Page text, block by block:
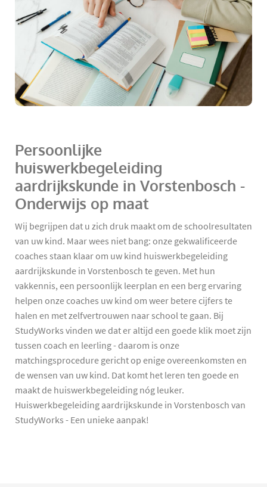
Persoonlijke
huiswerkbegeleiding
aardrijkskunde in Vorstenbosch -
Onderwijs op maat
Wij begrijpen dat u zich druk maakt om de schoolresultaten
van uw kind. Maar wees niet bang: onze gekwalificeerde
coaches staan klaar om uw kind huiswerkbegeleiding
aardrijkskunde in Vorstenbosch te geven. Met hun
vakkennis, een persoonlijk leerplan en een berg ervaring
helpen onze coaches uw kind om weer betere cijfers te
halen en met zelfvertrouwen naar school te gaan. Bij
StudyWorks vinden we dat er altijd een goede klik moet zijn
tussen coach en leerling - daarom is onze
matchingsprocedure gericht op enige overeenkomsten en
de wensen van uw kind. Dat komt het leren ten goede en
maakt de huiswerkbegeleiding nóg leuker.
Huiswerkbegeleiding aardrijkskunde in Vorstenbosch van
StudyWorks - Een unieke aanpak!